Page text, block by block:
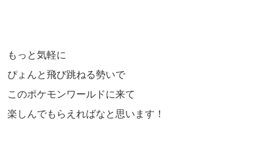
もっと気軽に
ぴょんと飛び跳ねる勢いで
このポケモンワールドに来て
楽しんでもらえればなと思います！